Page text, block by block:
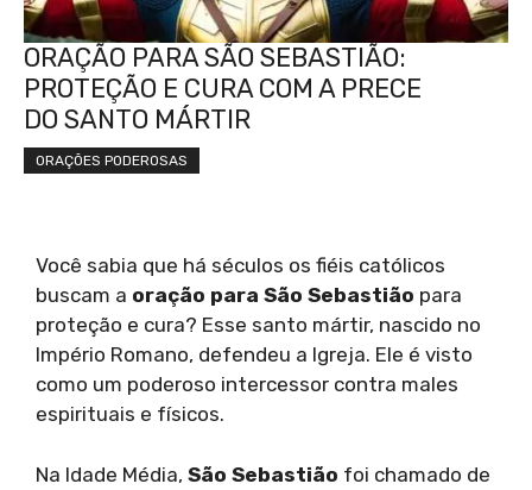
ORAÇÃO PARA SÃO SEBASTIÃO:
PROTEÇÃO E CURA COM A PRECE
DO SANTO MÁRTIR
ORAÇÕES PODEROSAS
Você sabia que há séculos os fiéis católicos
buscam a oração para São Sebastião para
proteção e cura? Esse santo mártir, nascido no
Império Romano, defendeu a Igreja. Ele é visto
como um poderoso intercessor contra males
espirituais e físicos.
Na Idade Média, São Sebastião foi chamado de